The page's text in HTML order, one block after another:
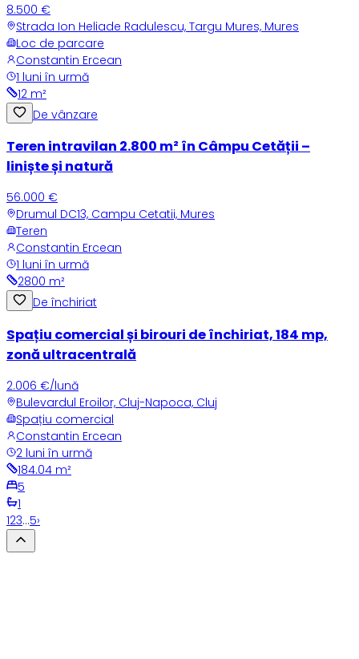
8.500 €
Strada Ion Heliade Radulescu, Targu Mures, Mures
Loc de parcare
Constantin Ercean
1 luni în urmă
12 m²
De vânzare
Teren intravilan 2.800 m² în Câmpu Cetății –
liniște și natură
56.000 €
Drumul DC13, Campu Cetatii, Mures
Teren
Constantin Ercean
1 luni în urmă
2800 m²
De închiriat
Spațiu comercial și birouri de închiriat, 184 mp,
zonă ultracentrală
2.006 €/lună
Bulevardul Eroilor, Cluj-Napoca, Cluj
Spațiu comercial
Constantin Ercean
2 luni în urmă
184.04 m²
5
1
123…5›